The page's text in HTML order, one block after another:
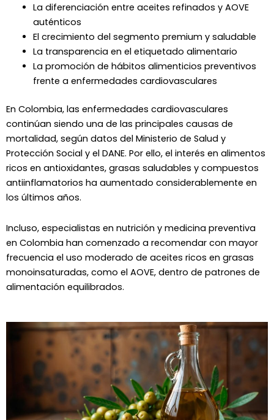
La diferenciación entre aceites refinados y AOVE
auténticos
El crecimiento del segmento premium y saludable
La transparencia en el etiquetado alimentario
La promoción de hábitos alimenticios preventivos
frente a enfermedades cardiovasculares
En Colombia, las enfermedades cardiovasculares
continúan siendo una de las principales causas de
mortalidad, según datos del Ministerio de Salud y
Protección Social y el DANE. Por ello, el interés en alimentos
ricos en antioxidantes, grasas saludables y compuestos
antiinflamatorios ha aumentado considerablemente en
los últimos años.
Incluso, especialistas en nutrición y medicina preventiva
en Colombia han comenzado a recomendar con mayor
frecuencia el uso moderado de aceites ricos en grasas
monoinsaturadas, como el AOVE, dentro de patrones de
alimentación equilibrados.